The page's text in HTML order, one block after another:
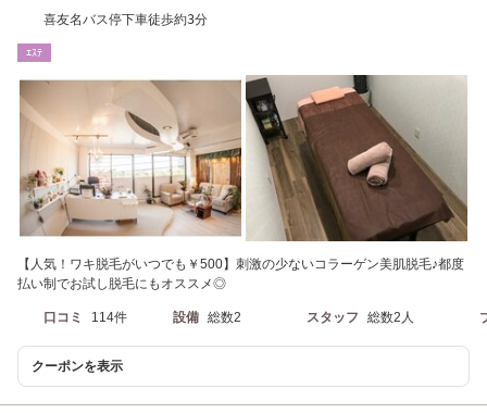
喜友名バス停下車徒歩約3分
ｴｽﾃ
【人気！ワキ脱毛がいつでも￥500】刺激の少ないコラーゲン美肌脱毛♪都度
払い制でお試し脱毛にもオススメ◎
口コミ 114件 設備 総数2 スタッフ 総数2人
クーポンを表示